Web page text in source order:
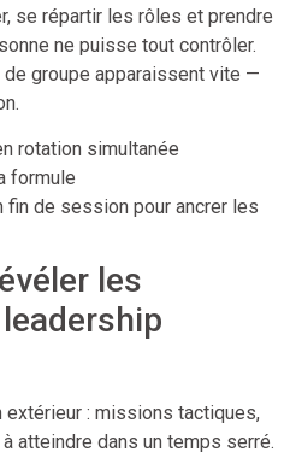
se répartir les rôles et prendre
ne puisse tout contrôler.
groupe apparaissent vite —
rotation simultanée
formule
de session pour ancrer les
les
extérieur : missions tactiques,
atteindre dans un temps serré.